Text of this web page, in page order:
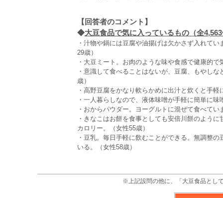
【回答者のコメント】
◆大豆食品で気に入っているもの（全
・汁物や鍋には豆腐や油揚げは欠かさず入れて
29歳）
・大豆ミート。お肉のような味や食感で健康的
・意識して食べることはないが、豆腐、もやし
歳）
・高野豆腐をかなり軟らかめに出汁と炊くと手
・一人暮らしなので、液体味噌が手軽に簡単に
・おからパウダー。ヨーグルトに混ぜて食べてい
・きなこはお餅を食事としても安倍川餅のよう
カロリー。（女性55歳）
・豆乳。毎日手軽に飲むことができる。無調整
いる。（女性58歳）
※上記設問の他に、「大豆食品とし